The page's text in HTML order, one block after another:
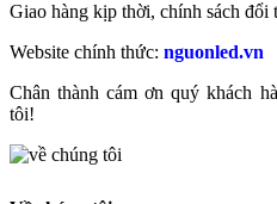
Giao hàng kịp thời, chính sách đổi
Website chính thức: nguonled.vn
Chân thành cám ơn quý khách
tôi!